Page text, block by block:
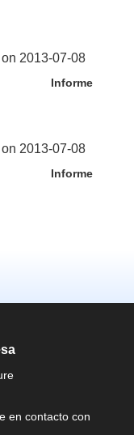
on 2013-07-08
Informe
on 2013-07-08
Informe
en contacto con